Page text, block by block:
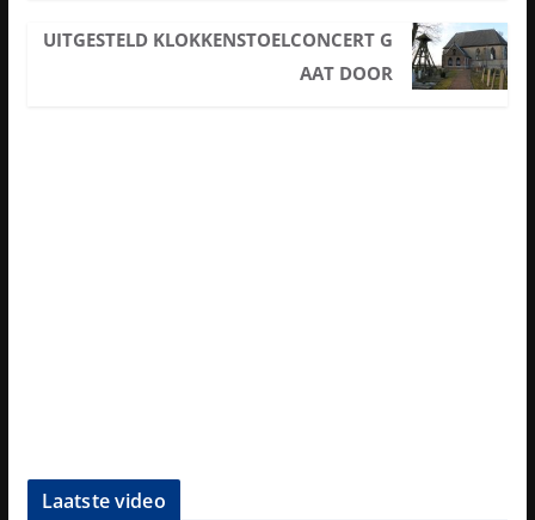
UITGESTELD KLOKKENSTOELCONCERT G
AAT DOOR
Laatste video